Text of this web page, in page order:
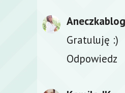
Aneczkablog
Gratuluję :)
Odpowiedz